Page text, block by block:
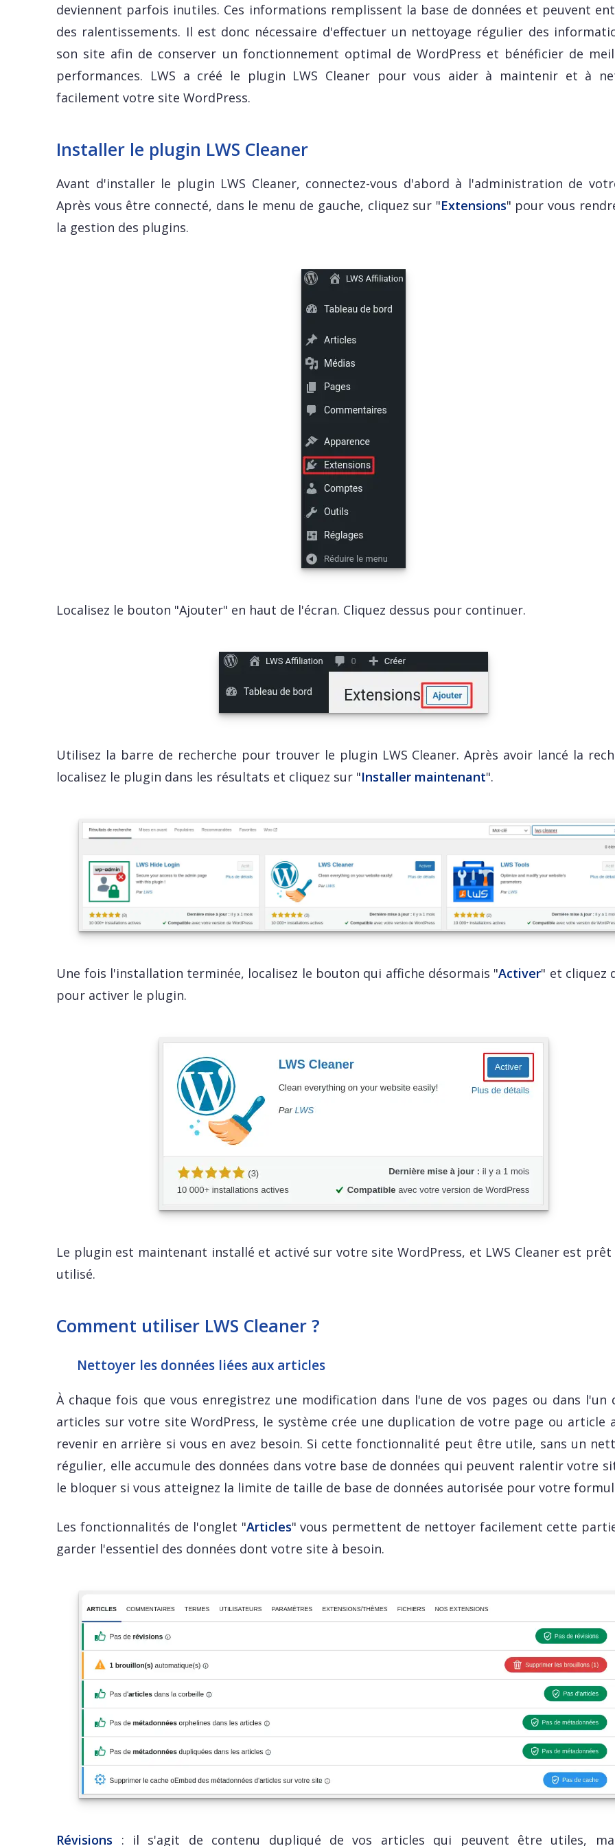
deviennent parfois inutiles. Ces informations remplissent la base de données et peuvent
des ralentissements. Il est donc nécessaire d'effectuer un nettoyage régulier des
son site afin de conserver un fonctionnement optimal de WordPress et bénéficier de
performances. LWS a créé le plugin LWS Cleaner pour vous aider à maintenir et à
facilement votre site WordPress.
Installer le plugin LWS Cleaner
Avant d'installer le plugin LWS Cleaner, connectez-vous d'abord à l'administration de
Après vous être connecté, dans le menu de gauche, cliquez sur "Extensions" pour vous
la gestion des plugins.
Localisez le bouton "Ajouter" en haut de l'écran. Cliquez dessus pour continuer.
Utilisez la barre de recherche pour trouver le plugin LWS Cleaner. Après avoir lancé la
localisez le plugin dans les résultats et cliquez sur "Installer maintenant".
Une fois l'installation terminée, localisez le bouton qui affiche désormais "Activer" et cliquez
pour activer le plugin.
Le plugin est maintenant installé et activé sur votre site WordPress, et LWS Cleaner est
utilisé.
Comment utiliser LWS Cleaner ?
Nettoyer les données liées aux articles
À chaque fois que vous enregistrez une modification dans l'une de vos pages ou dans l'un
articles sur votre site WordPress, le système crée une duplication de votre page ou article
revenir en arrière si vous en avez besoin. Si cette fonctionnalité peut être utile, sans un
régulier, elle accumule des données dans votre base de données qui peuvent ralentir votre
le bloquer si vous atteignez la limite de taille de base de données autorisée pour votre
Les fonctionnalités de l'onglet "Articles" vous permettent de nettoyer facilement cette
garder l'essentiel des données dont votre site à besoin.
Révisions : il s'agit de contenu dupliqué de vos articles qui peuvent être utiles,